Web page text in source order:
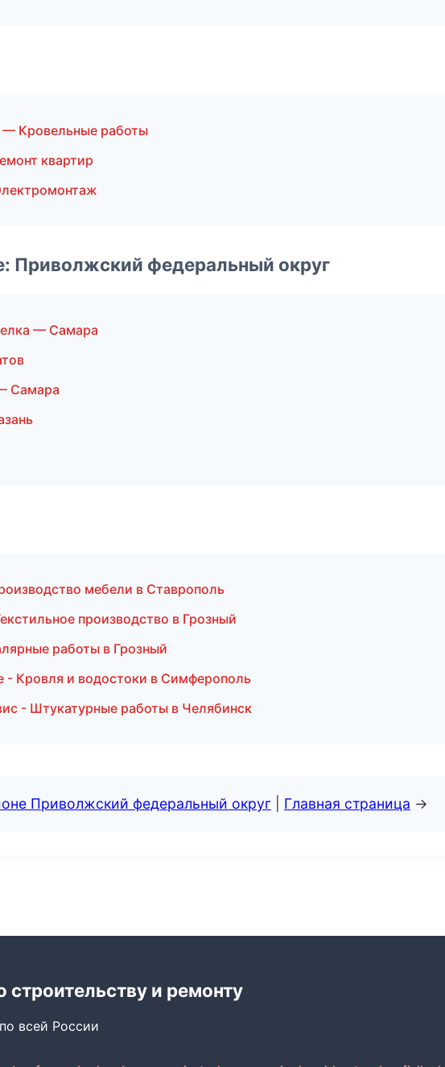
Кровельные работы
квартир
Приволжский федеральный округ
— Самара
Самара
мебели в Ставрополь
производство в Грозный
работы в Грозный
Кровля и водостоки в Симферополь
- Штукатурные работы в Челябинск
Приволжский федеральный округ Главная страница →
и ремонту
всей России